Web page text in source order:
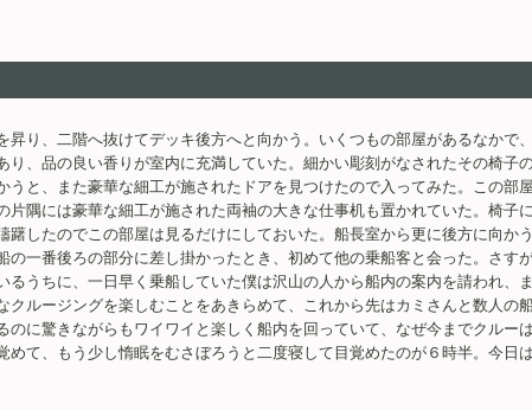
り、二階へ抜けてデッキ後方へと向かう。いくつもの部屋があるなかで
、品の良い香りが室内に充満していた。細かい彫刻がなされたその椅子
と、また豪華な細工が施されたドアを見つけたので入ってみた。この部
隅には豪華な細工が施された両袖の大きな仕事机も置かれていた。椅子
したのでこの部屋は見るだけにしておいた。船長室から更に後方に向か
一番後ろの部分に差し掛かったとき、初めて他の乗船客と会った。さ
うちに、一日早く乗船していた僕は沢山の人から船内の案内を請われ、
ルージングを楽しむことをあきらめて、これから先はカミさんと数人の
に驚きながらもワイワイと楽しく船内を回っていて、なぜ今までクルー
て、もう少し惰眠をむさぼろうと二度寝して目覚めたのが６時半。今日